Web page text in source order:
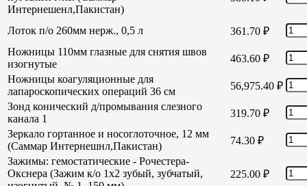
Интернешенл,Пакистан)
Лоток п/о 260мм нерж., 0,5 л 361.70 ₽
Ножницы 110мм глазные для снятия швов
изогнутые
463.60 ₽
Ножницы коагуляционные для
лапароскопических операций 36 см
56,975.40 ₽
Зонд конический д/промывания слезного
канала 1
319.70 ₽
Зеркало гортанное и носоглоточное, 12 мм
(Саммар Интернешнл,Пакистан)
74.30 ₽
Зажимы: гемостатические - Рочестера-
Окснера (Зажим к/о 1х2 зубый, зубчатый,
225.00 ₽